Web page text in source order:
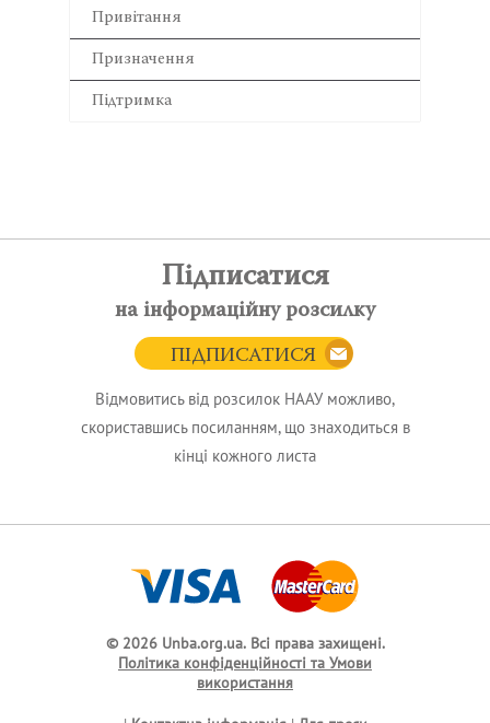
Привітання
Призначення
Підтримка
Підписатися
на інформаційну розсилку
ПІДПИСАТИСЯ
Відмовитись від розсилок НААУ можливо,
скориставшись посиланням, що знаходиться в
кінці кожного листа
© 2026 Unba.org.ua. Всі права захищені.
Політика конфіденційності та Умови
використання